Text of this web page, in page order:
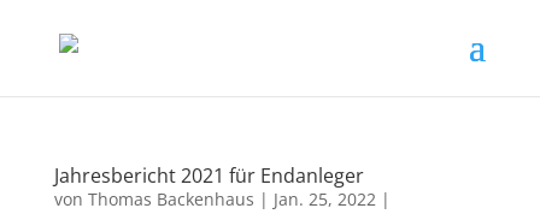
Jahresbericht 2021 für Endanleger
von Thomas Backenhaus | Jan. 25, 2022|